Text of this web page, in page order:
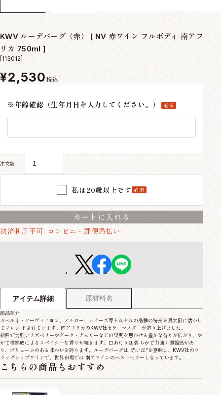
KWV ルーデバーグ（赤） [ NV 赤ワイン フルボディ 南アフ
リカ 750ml ]
[113012]
¥2,530 税込
※年齢確認（生年月日を入力してください。） 必須
注文数：
私は20歳以上です 必須
カートに入れる
決済利用不可: コンビニ・郵便局払い
アイテム詳細 原材料名
商品紹介
カベルネ・ソーヴィニヨン、メルロー、シラーズ等それぞれの品種の特長を最大限に活かし
てブレン ドされています。南アフリカのKWV社セラーマスターが造り上げました。
新鮮で力強いラズベリーやダーク・チェリーなどの果実を思わせる豊かな香りが広がり、や
がて樽熟成によるスパイシーな香りが続きます。口あたりは滑 らかで力強く濃縮感があ
り、ボリュームのある味わいを誇ります。ルーデバーグは"赤い丘"を意味し、KWV社のフ
ラッグシップワインで、世界市場では 南アワインのベストセラーとなっています。
こちらの商品もおすすめ